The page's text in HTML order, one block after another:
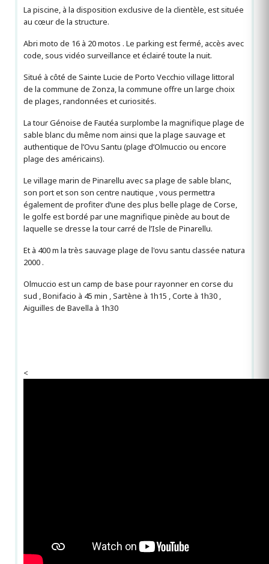
La piscine, à la disposition exclusive de la clientèle, est située
au cœur de la structure.
Abri moto de 16 à 20 motos . Le parking est fermé, accès avec
code, sous vidéo surveillance et éclairé toute la nuit.
Situé à côté de Sainte Lucie de Porto Vecchio village littoral
de la commune de Zonza, la commune offre un large choix
de plages, randonnées et curiosités.
La tour Génoise de Fautéa surplombe la magnifique plage de
sable blanc du même nom ainsi que la plage sauvage et
authentique de l’Ovu Santu (plage d’Olmuccio ou encore
plage des américains).
Le village marin de Pinarellu avec sa plage de sable blanc,
son port et son son centre nautique , vous permettra
également de profiter d’une des plus belle plage de Corse,
le golfe est bordé par une magnifique pinède au bout de
laquelle se dresse la tour carré de l’Isle de Pinarellu.
Et à 400 m la très sauvage plage de l'ovu santu classée natura
2000 .
Olmuccio est un camp de base pour rayonner en corse du
sud , Bonifacio à 45 min , Sartène à 1h15 , Corte à 1h30 ,
Aiguilles de Bavella à 1h30
<